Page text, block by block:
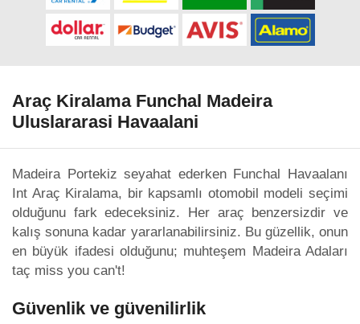
Araç Kiralama Funchal Madeira
Uluslararasi Havaalani
Madeira Portekiz seyahat ederken Funchal Havaalanı
Int Araç Kiralama, bir kapsamlı otomobil modeli seçimi
olduğunu fark edeceksiniz. Her araç benzersizdir ve
kalış sonuna kadar yararlanabilirsiniz. Bu güzellik, onun
en büyük ifadesi olduğunu; muhteşem Madeira Adaları
taç miss you can't!
Güvenlik ve güvenilirlik